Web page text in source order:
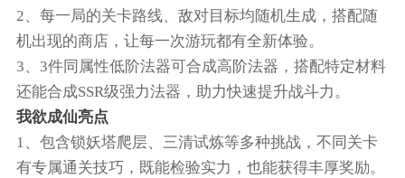
2、每一局的关卡路线、敌对目标均随机生成，搭配随
机出现的商店，让每一次游玩都有全新体验。
3、3件同属性低阶法器可合成高阶法器，搭配特定材料
还能合成SSR级强力法器，助力快速提升战斗力。
我欲成仙亮点
1、包含锁妖塔爬层、三清试炼等多种挑战，不同关卡
有专属通关技巧，既能检验实力，也能获得丰厚奖励。